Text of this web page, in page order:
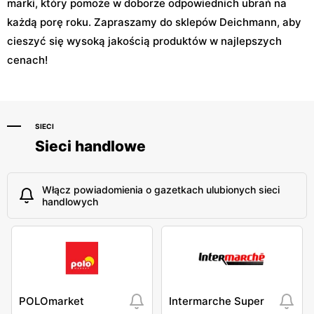
marki, który pomoże w doborze odpowiednich ubrań na
każdą porę roku. Zapraszamy do sklepów Deichmann, aby
cieszyć się wysoką jakością produktów w najlepszych
cenach!
SIECI
Sieci handlowe
Włącz powiadomienia o gazetkach ulubionych sieci
handlowych
POLOmarket Intermarche Super